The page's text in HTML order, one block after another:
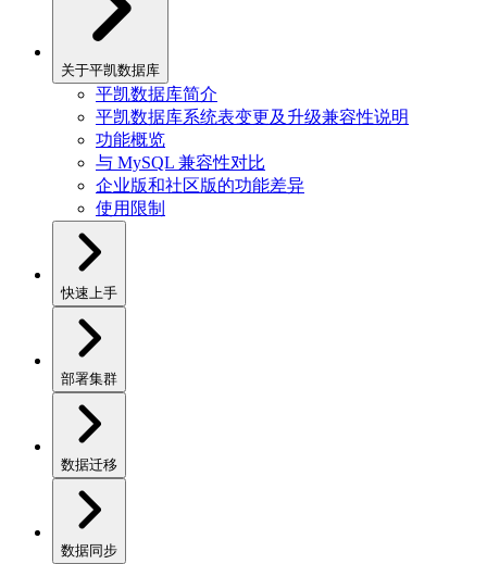
关于平凯数据库
平凯数据库简介
平凯数据库系统表变更及升级兼容性说明
功能概览
与 MySQL 兼容性对比
企业版和社区版的功能差异
使用限制
快速上手
部署集群
数据迁移
数据同步